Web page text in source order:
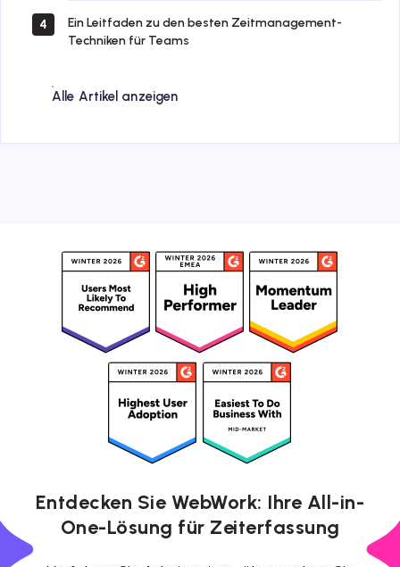
4
Ein Leitfaden zu den besten Zeitmanagement-
Techniken für Teams
Alle Artikel anzeigen
Entdecken Sie WebWork: Ihre All-in-
One-Lösung für Zeiterfassung